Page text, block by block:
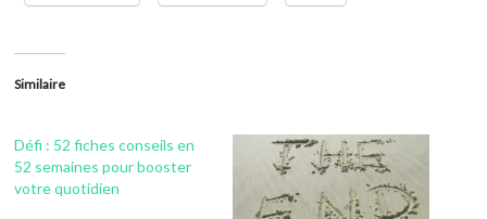
Similaire
Défi : 52 fiches conseils en
52 semaines pour booster
votre quotidien